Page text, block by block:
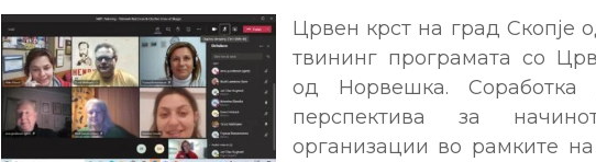
Црвен крст на град Скопје
твининг програмата со
од Норвешка. Соработка
перспектива за
организации во рамките